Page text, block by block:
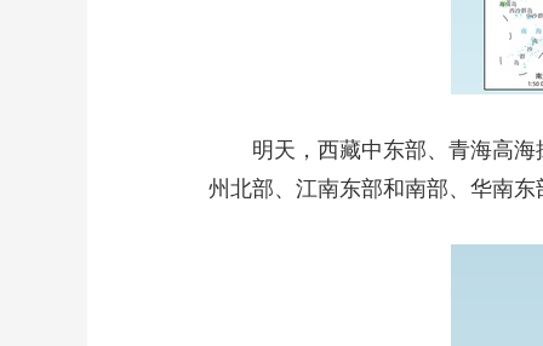
明天，西藏中东部、青海高海
州北部、江南东部和南部、华南